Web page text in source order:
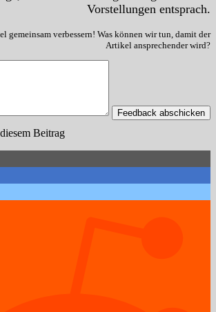
Vorstellungen entsprach.
gemeinsam verbessern! Was können wir tun, damit der
Artikel ansprechender wird?
Feedback abschicken
Beitrag